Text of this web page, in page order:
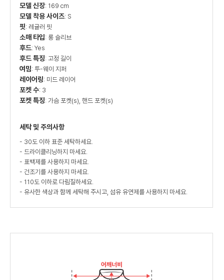
모델 신장: 169 cm
모델 착용 사이즈: S
핏: 레귤러 핏
소매 타입: 롱 슬리브
후드: Yes
후드 특징: 고정 길이
여밈: 투-웨이 지퍼
레이어링: 미드 레이어
포켓 수: 3
포켓 특징: 가슴 포켓(s), 핸드 포켓(s)
세탁 및 주의사항
- 30도 이하 표준 세탁하세요.
- 드라이클리닝하지 마세요.
- 표백제를 사용하지 마세요.
- 건조기를 사용하지 마세요.
- 110도 이하로 다림질하세요.
- 유사한 색상과 함께 세탁해 주시고, 섬유 유연제를 사용하지 마세요.